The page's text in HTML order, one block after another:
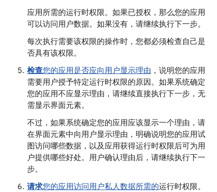
应用所需的运行时权限。如果已授权，那么您的应用
可以访问用户数据。如果没有，请继续执行下一步。
每次执行需要该权限的操作时，您都必须检查自己是
否具有该权限。
检查您的应用是否应向用户显示理由 ，说明您的应用
需要用户授予特定运行时权限的原因。如果系统确定
您的应用不应显示理由，请继续直接执行下一步，无
需显示界面元素。
不过，如果系统确定您的应用应该显示一个理由，请
在界面元素中向用户显示理由，明确说明您的应用试
图访问哪些数据，以及应用获得运行时权限后可为用
户提供哪些好处。用户确认理由后，请继续执行下一
步。
请求您的应用访问用户私人数据所需的运行时权限。